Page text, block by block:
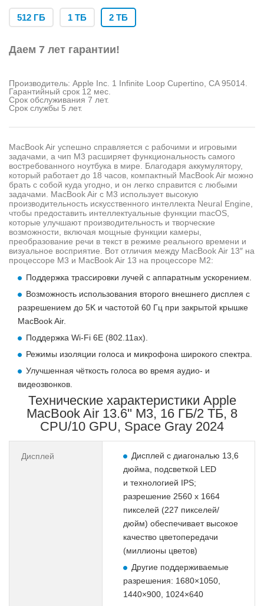
512 ГБ 1 ТБ 2 ТБ
Даем 7 лет гарантии!
Производитель: Apple Inc. 1 Infinite Loop Cupertino, CA 95014.
Гарантийный срок 12 мес.
Срок обслуживания 7 лет.
Срок службы 5 лет.
MacBook Air успешно справляется с рабочими и игровыми
задачами, а чип M3 расширяет функциональность самого
востребованного ноутбука в мире. Благодаря аккумулятору,
который работает до 18 часов, компактный MacBook Air можно
брать с собой куда угодно, и он легко справится с любыми
задачами. MacBook Air с M3 использует высокую
производительность искусственного интеллекта Neural Engine,
чтобы предоставить интеллектуальные функции macOS,
которые улучшают производительность и творческие
возможности, включая мощные функции камеры,
преобразование речи в текст в режиме реального времени и
визуальное восприятие. Вот отличия между MacBook Air 13″ на
процессоре M3 и MacBook Air 13 на процессоре M2:
Поддержка трассировки лучей с аппаратным ускорением.
Возможность использования второго внешнего дисплея с
разрешением до 5K и частотой 60 Гц при закрытой крышке
MacBook Air.
Поддержка Wi-Fi 6E (802.11ax).
Режимы изоляции голоса и микрофона широкого спектра.
Улучшенная чёткость голоса во время аудио- и
видеозвонков.
Технические характеристики Apple
MacBook Air 13.6'' M3, 16 ГБ/2 ТБ, 8
CPU/10 GPU, Space Gray 2024
Дисплей
Дисплей с диагональю 13,6
дюйма, подсветкой LED
и технологией IPS;
разрешение 2560 x 1664
пикселей (227 пикселей/
дюйм) обеспечивает высокое
качество цветопередачи
(миллионы цветов)
Другие поддерживаемые
разрешения: 1680×1050,
1440×900, 1024×640